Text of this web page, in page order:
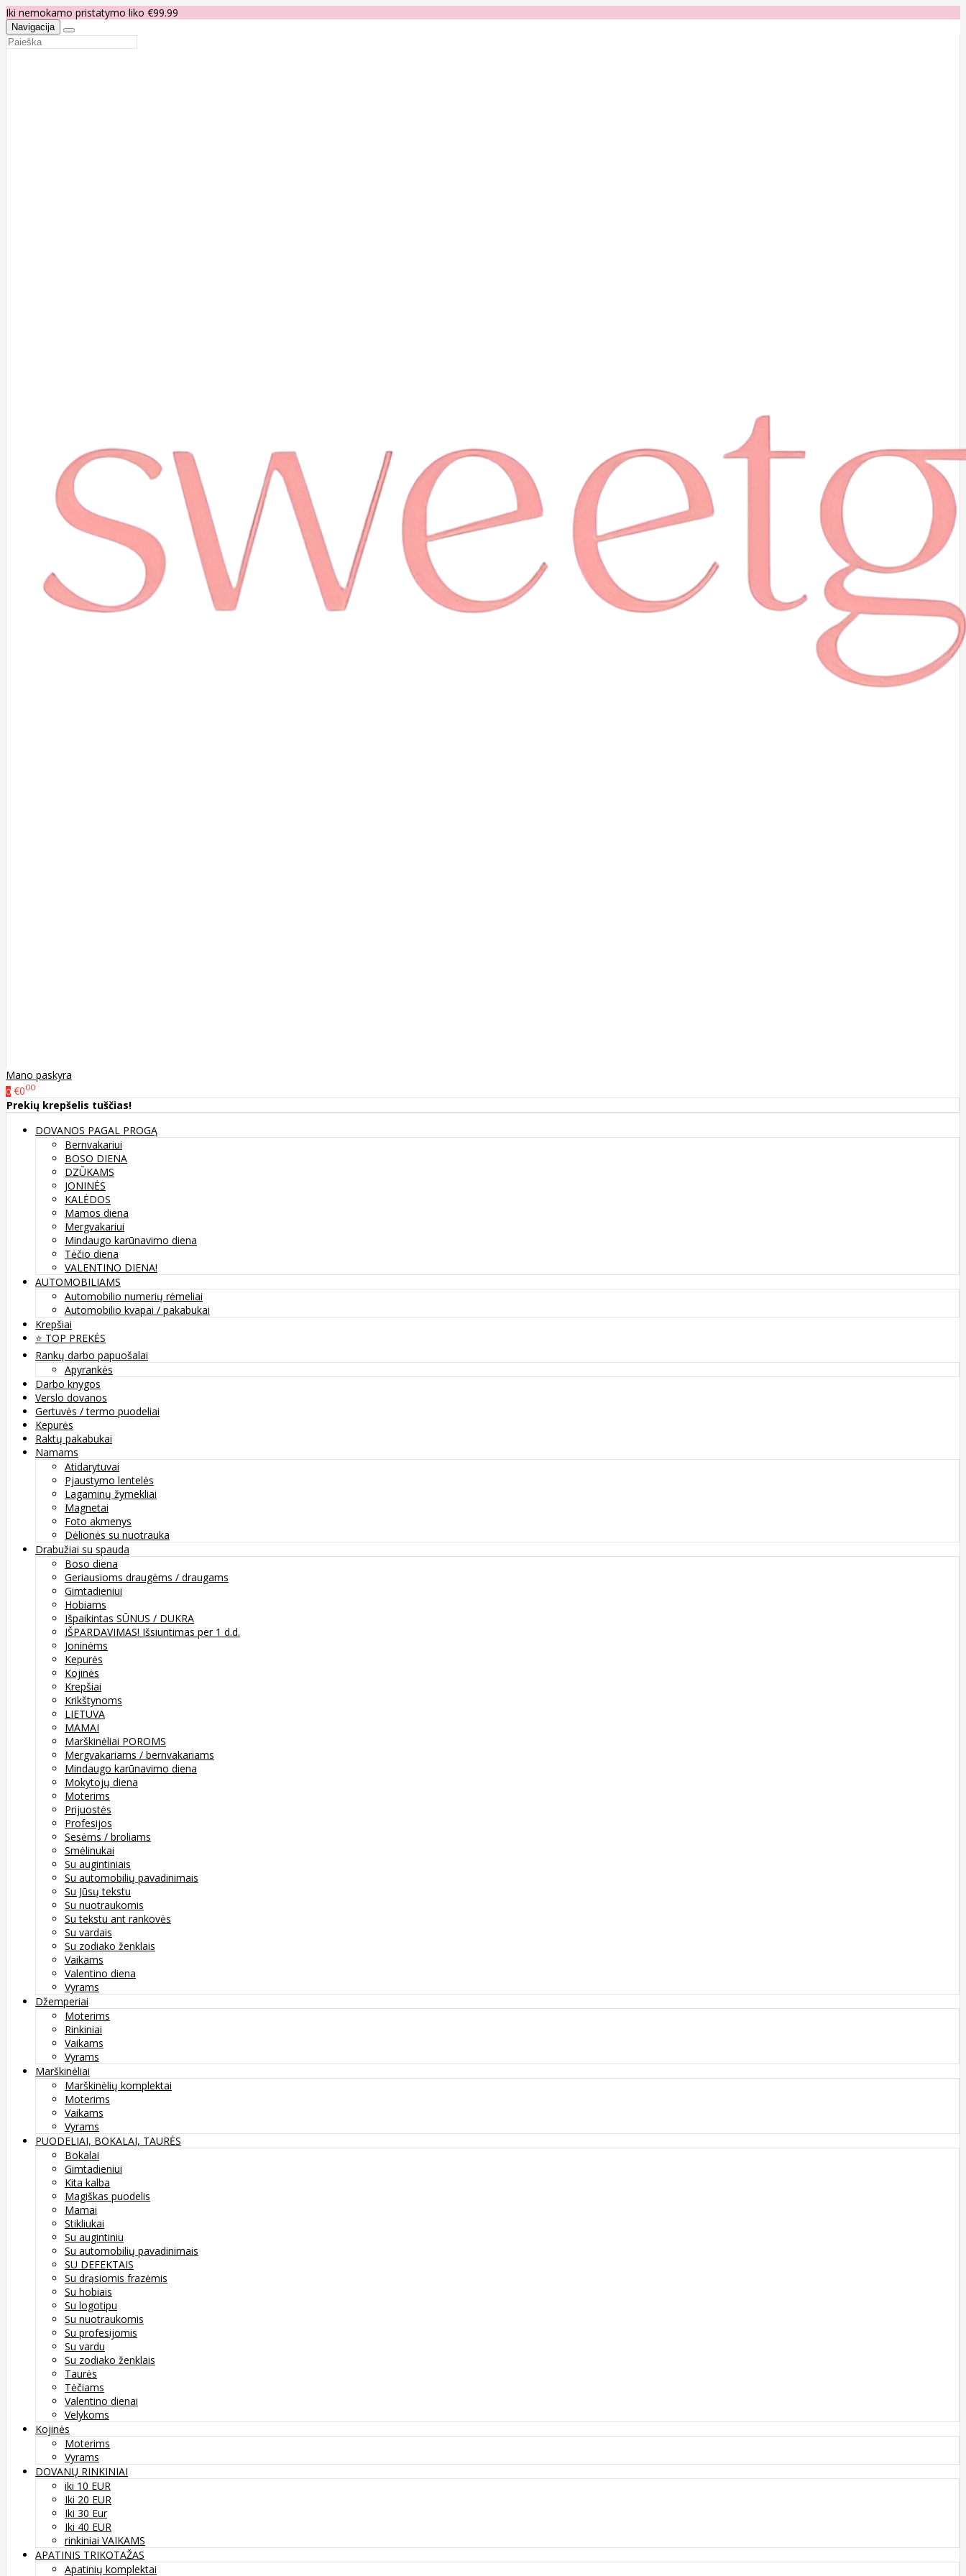
Iki nemokamo pristatymo liko €99.99
Navigacija
Mano paskyra
0 €000
Prekių krepšelis tuščias!
DOVANOS PAGAL PROGĄ
Bernvakariui
BOSO DIENA
DZŪKAMS
JONINĖS
KALĖDOS
Mamos diena
Mergvakariui
Mindaugo karūnavimo diena
Tėčio diena
VALENTINO DIENA!
AUTOMOBILIAMS
Automobilio numerių rėmeliai
Automobilio kvapai / pakabukai
Krepšiai
⭐️ TOP PREKĖS
Rankų darbo papuošalai
Apyrankės
Darbo knygos
Verslo dovanos
Gertuvės / termo puodeliai
Kepurės
Raktų pakabukai
Namams
Atidarytuvai
Pjaustymo lentelės
Lagaminų žymekliai
Magnetai
Foto akmenys
Dėlionės su nuotrauka
Drabužiai su spauda
Boso diena
Geriausioms draugėms / draugams
Gimtadieniui
Hobiams
Išpaikintas SŪNUS / DUKRA
IŠPARDAVIMAS! Išsiuntimas per 1 d.d.
Joninėms
Kepurės
Kojinės
Krepšiai
Krikštynoms
LIETUVA
MAMAI
Marškinėliai POROMS
Mergvakariams / bernvakariams
Mindaugo karūnavimo diena
Mokytojų diena
Moterims
Prijuostės
Profesijos
Sesėms / broliams
Smėlinukai
Su augintiniais
Su automobilių pavadinimais
Su Jūsų tekstu
Su nuotraukomis
Su tekstu ant rankovės
Su vardais
Su zodiako ženklais
Vaikams
Valentino diena
Vyrams
Džemperiai
Moterims
Rinkiniai
Vaikams
Vyrams
Marškinėliai
Marškinėlių komplektai
Moterims
Vaikams
Vyrams
PUODELIAI, BOKALAI, TAURĖS
Bokalai
Gimtadieniui
Kita kalba
Magiškas puodelis
Mamai
Stikliukai
Su augintiniu
Su automobilių pavadinimais
SU DEFEKTAIS
Su drąsiomis frazėmis
Su hobiais
Su logotipu
Su nuotraukomis
Su profesijomis
Su vardu
Su zodiako ženklais
Taurės
Tėčiams
Valentino dienai
Velykoms
Kojinės
Moterims
Vyrams
DOVANŲ RINKINIAI
iki 10 EUR
Iki 20 EUR
Iki 30 Eur
Iki 40 EUR
rinkiniai VAIKAMS
APATINIS TRIKOTAŽAS
Apatinių komplektai